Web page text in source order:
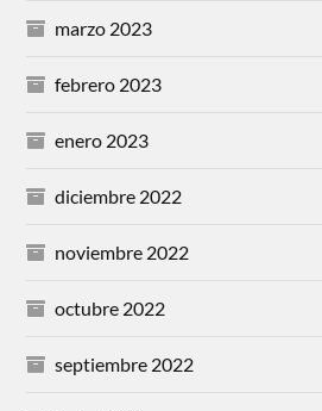
marzo 2023
febrero 2023
enero 2023
diciembre 2022
noviembre 2022
octubre 2022
septiembre 2022